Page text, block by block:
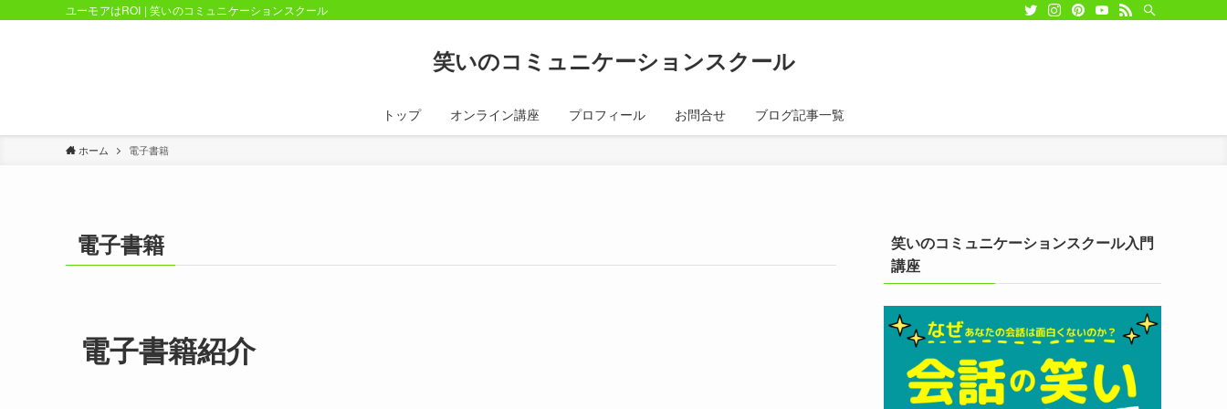
ユーモアはROI | 笑いのコミュニケーションスクール
笑いのコミュニケーションスクール
トップ オンライン講座 プロフィール お問合せ ブログ記事一覧
ホーム 電子書籍
電子書籍
電子書籍紹介
笑いのコミュニケーションスクール入門
講座